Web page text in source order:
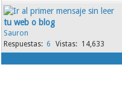
tu web o blog
Sauron
6
14,633